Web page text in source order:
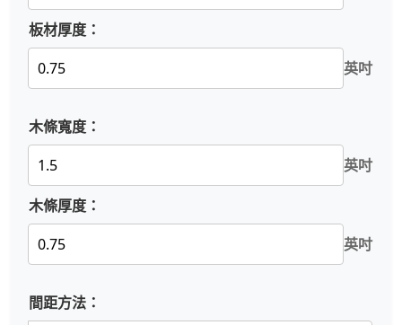
板材厚度：
英吋
木條寬度：
英吋
木條厚度：
英吋
間距方法：